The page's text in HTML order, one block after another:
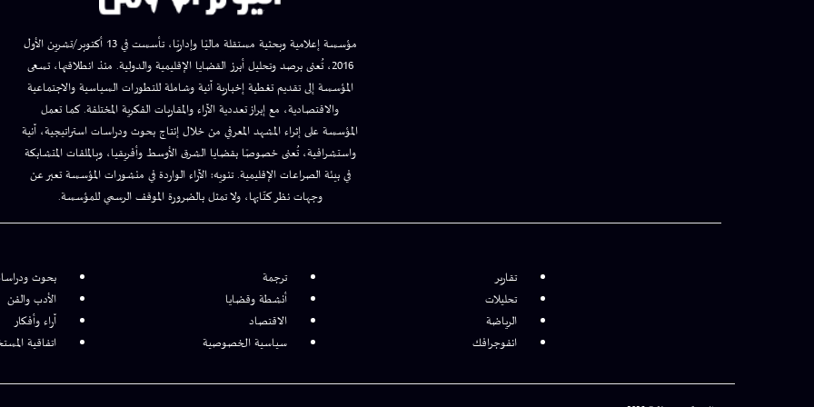
مؤسسة إعلامية وبحثية مستقلة ماليًا وإداريًا، تأسست في 13 أكتوبر/تشرين الأول
2016، تُعنى برصد وتحليل أبرز القضايا الإقليمية والدولية. منذ انطلاقتها، تسعى
المؤسسة إلى تقديم تغطية إخبارية آنية وشاملة للتطورات السياسية والاجتماعية
والاقتصادية، مع إبراز تعددية الآراء والمقاربات الفكرية المختلفة. كما تعمل
المؤسسة على إثراء المشهد المعرفي من خلال إنتاج بحوث ودراسات استراتيجية، آنية
واستشرافية، تُعنى خصوصًا بقضايا الشرق الأوسط وأفريقيا، وبالملفات المتشابكة
في بيئة الصراعات الإقليمية. تنويه: الآراء الواردة في منشورات المؤسسة تعبر عن
وجهات نظر كتّابها، ولا تمثل بالضرورة الموقف الرسمي للمؤسسة.
تقارير ترجمة
بحوث
تحليلات
أنشطة وقضايا
الأدب والفن
الرياضة
الاقتصاد
آراء وأفكار
انفوجرافك
سياسية الخصوصية اتفاقية